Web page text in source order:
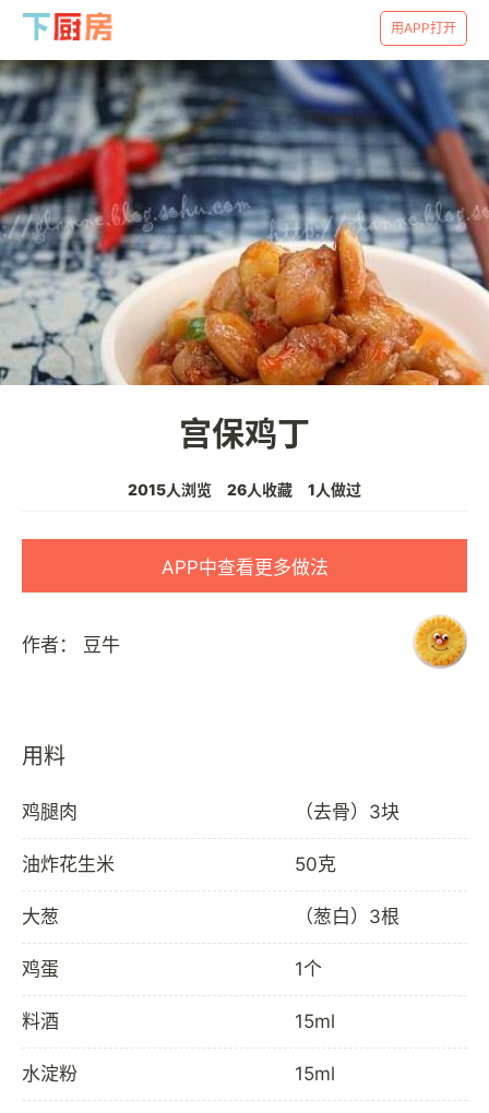
用APP打开
宫保鸡丁
2015人浏览 26人收藏 1人做过
APP中查看更多做法
作者： 豆牛
用料
鸡腿肉 （去骨）3块
油炸花生米 50克
大葱 （葱白）3根
鸡蛋 1个
料酒 15ml
水淀粉 15ml